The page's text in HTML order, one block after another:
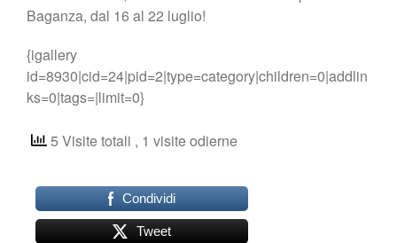
Baganza, dal 16 al 22 luglio!
{igallery
id=8930|cid=24|pid=2|type=category|children=0|addlin
ks=0|tags=|limit=0}
5 Visite totali , 1 visite odierne
Condividi
Tweet